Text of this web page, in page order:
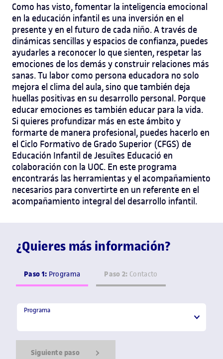
Como has visto, fomentar la inteligencia emocional
en la educación infantil es una inversión en el
presente y en el futuro de cada niño. A través de
dinámicas sencillas y espacios de confianza, puedes
ayudarles a reconocer lo que sienten, respetar las
emociones de los demás y construir relaciones más
sanas.Tu labor como persona educadora no solo
mejora el clima del aula, sino que también deja
huellas positivas en su desarrollo personal. Porque
educar emociones es también educar para la vida.
Si quieres profundizar más en este ámbito y
formarte de manera profesional, puedes hacerlo en
el Ciclo Formativo de Grado Superior (CFGS) de
Educación Infantil de Jesuïtes Educació en
colaboración con la UOC. En este programa
encontrarás las herramientas y el acompañamiento
necesarios para convertirte en un referente en el
acompañamiento integral del desarrollo infantil.
¿Quieres más información?
Paso 1: Programa Paso 2: Contacto
Programa
Programa
Siguiente paso